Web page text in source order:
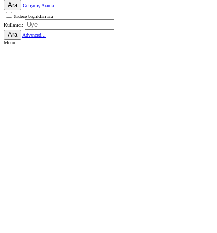
Ara
Gelişmiş Arama...
Sadece başlıkları ara
Kullanıcı:
Ara
Advanced...
Menü